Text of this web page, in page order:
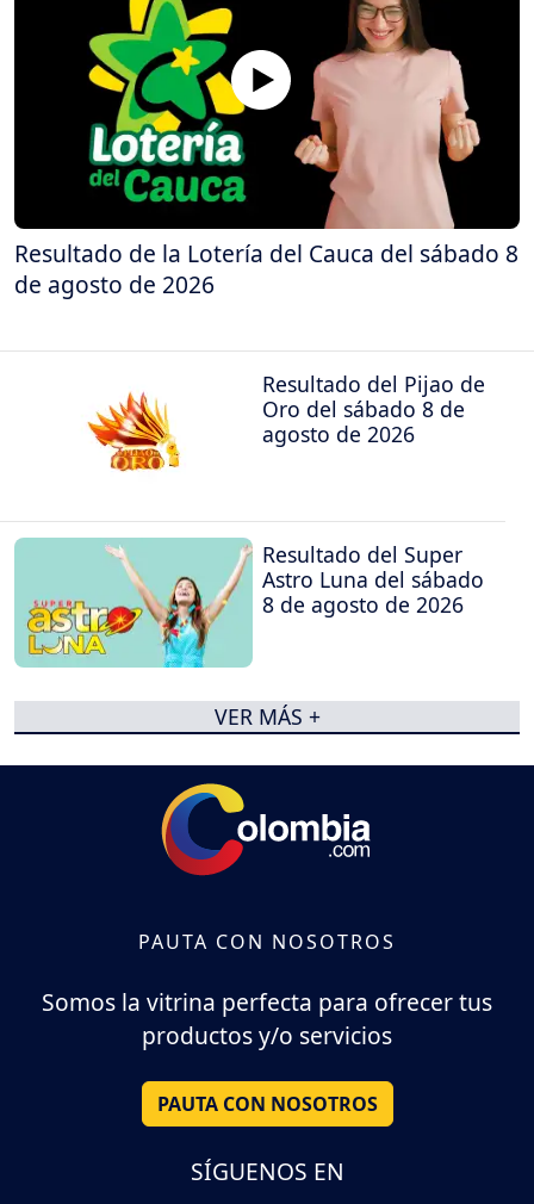
Resultado de la Lotería del Cauca del sábado 8
de agosto de 2026
Resultado del Pijao de
Oro del sábado 8 de
agosto de 2026
Resultado del Super
Astro Luna del sábado
8 de agosto de 2026
VER MÁS +
PAUTA CON NOSOTROS
Somos la vitrina perfecta para ofrecer tus
productos y/o servicios
PAUTA CON NOSOTROS
SÍGUENOS EN